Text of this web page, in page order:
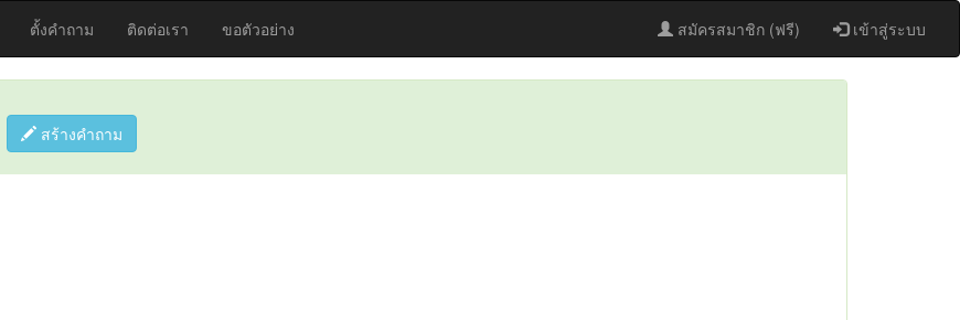
ตั้งคำถาม ติดต่อเรา ขอตัวอย่าง สมัครสมาชิก (ฟรี) เข้าสู่ระบบ
สร้างคำถาม